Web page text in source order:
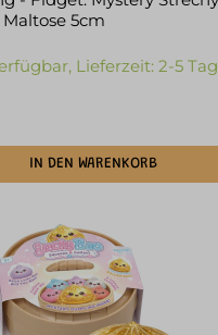
5cm
Lieferzeit: 2-5
IN DEN WARENKORB